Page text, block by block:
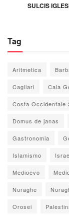
SULCIS
Tag
Aritmetica
Cagliari Cala
Costa Occidentale
Domus de janas
Gastronomia
Islamismo
Medioevo
Nuraghe
Orosei